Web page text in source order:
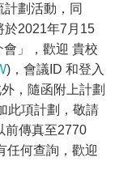
劃活動，同
於2021年7月15
」，歡迎 貴校
)，會議ID 和登入
，隨函附上計劃
此項計劃，敬請
前傳真至2770
任何查詢，歡迎